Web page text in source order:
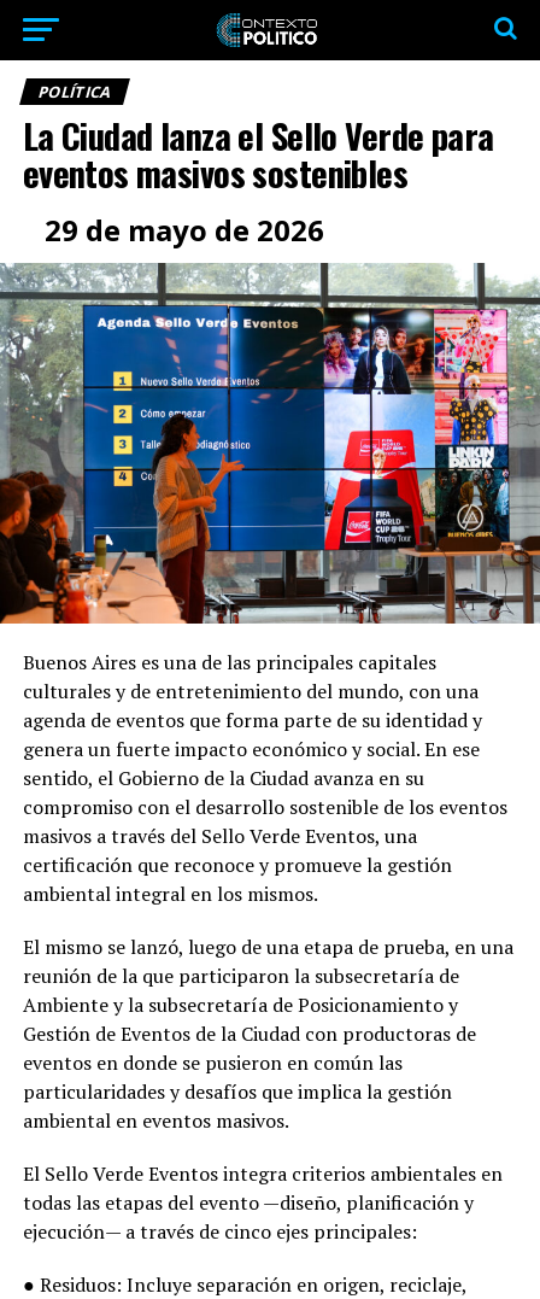
POLÍTICA
La Ciudad lanza el Sello Verde para
eventos masivos sostenibles
29 de mayo de 2026
Buenos Aires es una de las principales capitales
culturales y de entretenimiento del mundo, con una
agenda de eventos que forma parte de su identidad y
genera un fuerte impacto económico y social. En ese
sentido, el Gobierno de la Ciudad avanza en su
compromiso con el desarrollo sostenible de los eventos
masivos a través del Sello Verde Eventos, una
certificación que reconoce y promueve la gestión
ambiental integral en los mismos.
El mismo se lanzó, luego de una etapa de prueba, en una
reunión de la que participaron la subsecretaría de
Ambiente y la subsecretaría de Posicionamiento y
Gestión de Eventos de la Ciudad con productoras de
eventos en donde se pusieron en común las
particularidades y desafíos que implica la gestión
ambiental en eventos masivos.
El Sello Verde Eventos integra criterios ambientales en
todas las etapas del evento —diseño, planificación y
ejecución— a través de cinco ejes principales:
● Residuos: Incluye separación en origen, reciclaje,